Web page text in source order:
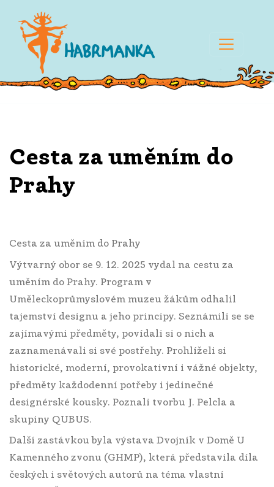
Cesta za uměním do
Prahy
Cesta za uměním do Prahy
Výtvarný obor se 9. 12. 2025 vydal na cestu za
uměním do Prahy. Program v
Uměleckoprůmyslovém muzeu žákům odhalil
tajemství designu a jeho principy. Seznámili se se
zajímavými předměty, povídali si o nich a
zaznamenávali si své postřehy. Prohlíželi si
historické, moderní, provokativní i vážné objekty,
předměty každodenní potřeby i jedinečné
designérské kousky. Poznali tvorbu J. Pelcla a
skupiny QUBUS.
Další zastávkou byla výstava Dvojník v Domě U
Kamenného zvonu (GHMP), která představila díla
českých i světových autorů na téma vlastní